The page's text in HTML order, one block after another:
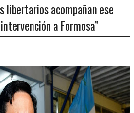
libertarios acompañan ese
a Formosa”